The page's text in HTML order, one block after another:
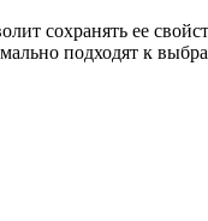
сохранять ее
подходят к